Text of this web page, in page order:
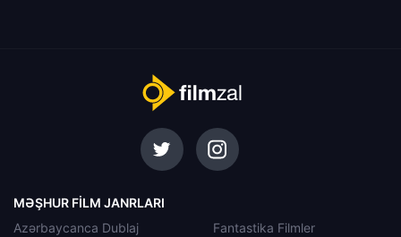
MƏŞHUR FILM JANRLARI
Azərbaycanca Dublaj
Fantastika Filmler